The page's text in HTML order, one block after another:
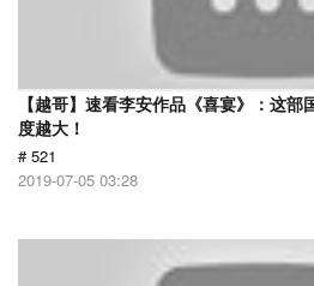
【越哥】速看李安作品《喜宴》：这
度越大！
# 521
2019-07-05 03:28